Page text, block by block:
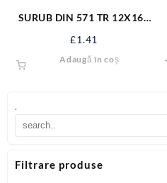
.
Filtrare produse
SURUB DIN 571 TR 12X160
£1.41
Adaugă în coș